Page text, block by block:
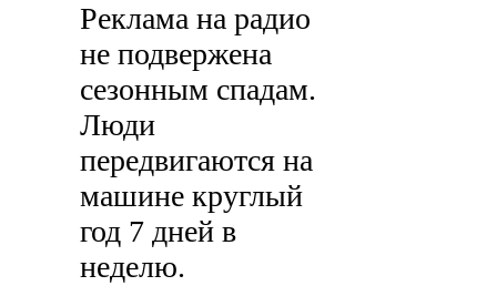
Реклама на радио
не подвержена
сезонным спадам.
Люди
передвигаются на
машине круглый
год 7 дней в
неделю.